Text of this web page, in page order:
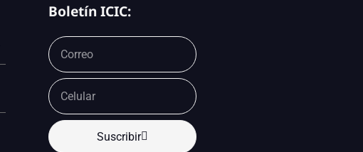
Boletín ICIC:
Suscribir